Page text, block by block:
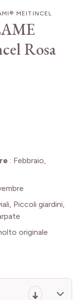
MEITINCEL
Rosa
: Febbraio,
Piccoli giardini,
originale